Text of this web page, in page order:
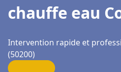
chauffe eau
Intervention rapide et
(50200)